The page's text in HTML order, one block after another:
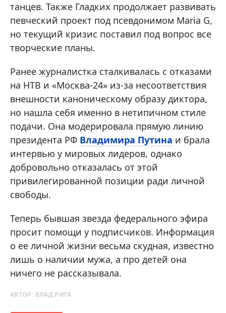
танцев. Также Гладких продолжает развивать
певческий проект под псевдонимом Maria G,
но текущий кризис поставил под вопрос все
творческие планы.
Ранее журналистка сталкивалась с отказами
на НТВ и «Москва-24» из-за несоответствия
внешности каноническому образу диктора,
но нашла себя именно в нетипичном стиле
подачи. Она модерировала прямую линию
президента РФ Владимира Путина и брала
интервью у мировых лидеров, однако
добровольно отказалась от этой
привилегированной позиции ради личной
свободы.
Теперь бывшая звезда федерального эфира
просит помощи у подписчиков. Информация
о ее личной жизни весьма скудная, известно
лишь о наличии мужа, а про детей она
ничего не рассказывала.
АВТОР: ВЛАД РИГА